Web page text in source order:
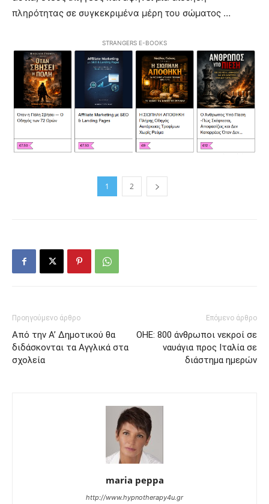
πληρότητας σε συγκεκριμένα μέρη του σώματος …
STRANGERS E-BOOKS
1 2
Προηγούμενο άρθρο
Από την Α’ Δημοτικού θα
διδάσκονται τα Αγγλικά στα
σχολεία
Επόμενο άρθρο
ΟΗΕ: 800 άνθρωποι νεκροί σε
ναυάγια προς Ιταλία σε
διάστημα ημερών
maria peppa
http://www.hypnotherapy4u.gr